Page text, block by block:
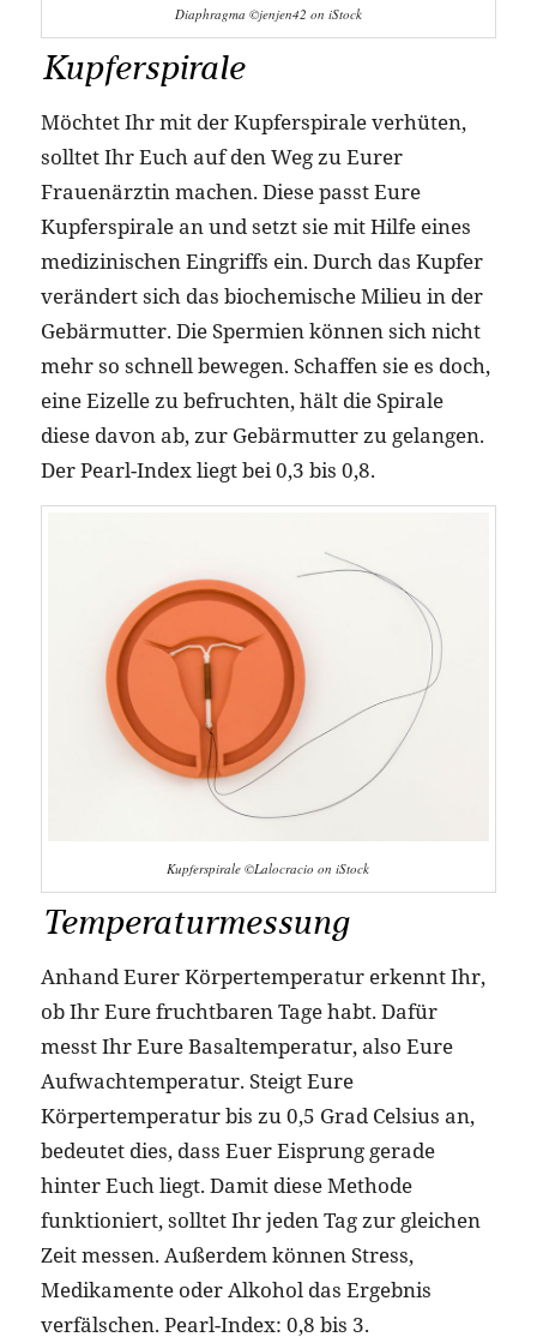
Diaphragma ©jenjen42 on iStock
Kupferspirale
Möchtet Ihr mit der Kupferspirale verhüten,
solltet Ihr Euch auf den Weg zu Eurer
Frauenärztin machen. Diese passt Eure
Kupferspirale an und setzt sie mit Hilfe eines
medizinischen Eingriffs ein. Durch das Kupfer
verändert sich das biochemische Milieu in der
Gebärmutter. Die Spermien können sich nicht
mehr so schnell bewegen. Schaffen sie es doch,
eine Eizelle zu befruchten, hält die Spirale
diese davon ab, zur Gebärmutter zu gelangen.
Der Pearl-Index liegt bei 0,3 bis 0,8.
Kupferspirale ©Lalocracio on iStock
Temperaturmessung
Anhand Eurer Körpertemperatur erkennt Ihr,
ob Ihr Eure fruchtbaren Tage habt. Dafür
messt Ihr Eure Basaltemperatur, also Eure
Aufwachtemperatur. Steigt Eure
Körpertemperatur bis zu 0,5 Grad Celsius an,
bedeutet dies, dass Euer Eisprung gerade
hinter Euch liegt. Damit diese Methode
funktioniert, solltet Ihr jeden Tag zur gleichen
Zeit messen. Außerdem können Stress,
Medikamente oder Alkohol das Ergebnis
verfälschen. Pearl-Index: 0,8 bis 3.